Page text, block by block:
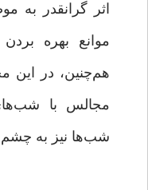
اثر گرانقدر به
موانع بهره
هم‌چنین، در این
مجالس با
شب‌ها نیز به